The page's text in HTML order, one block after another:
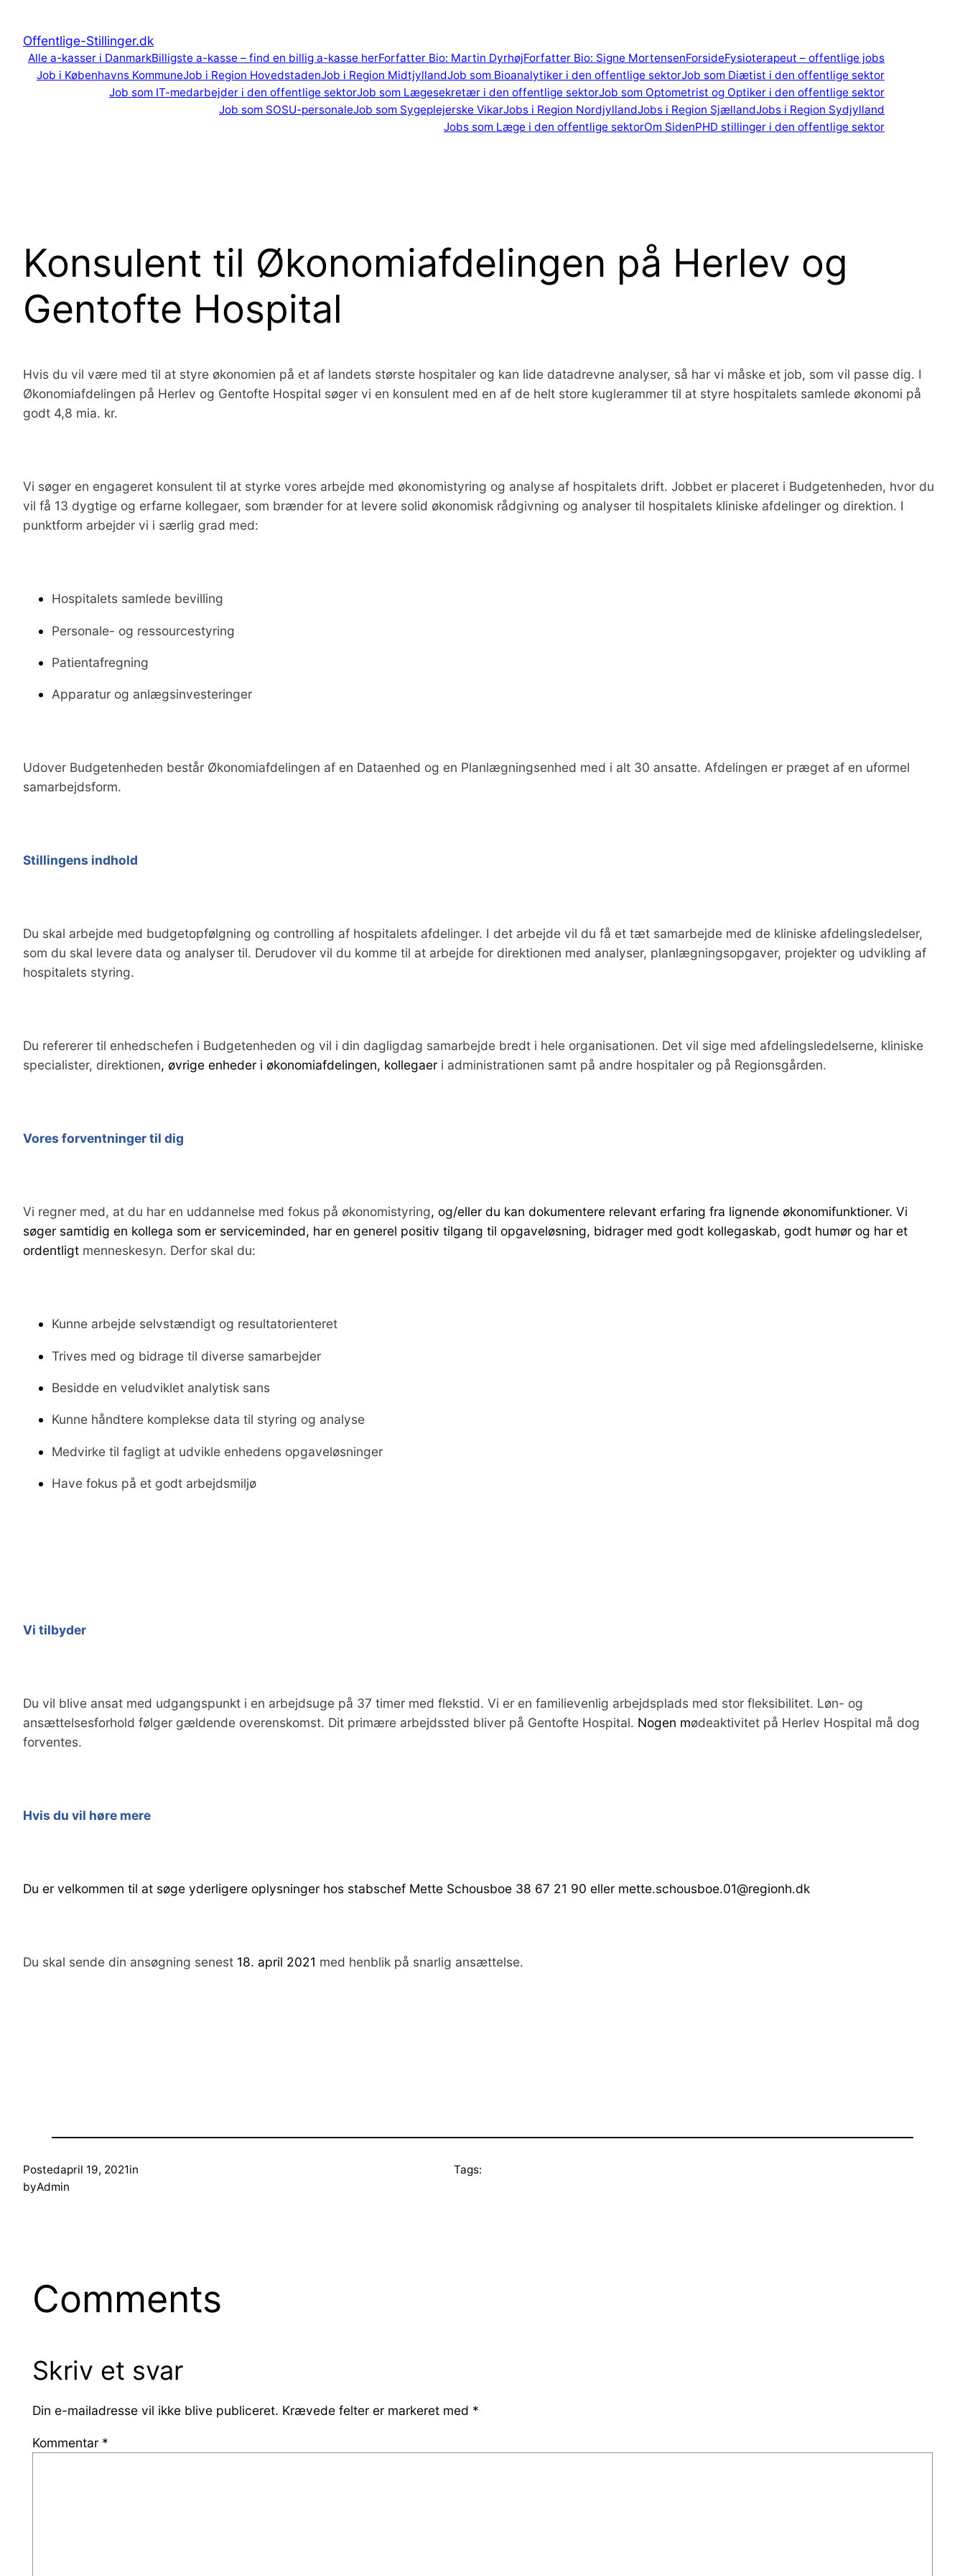
indholdOffentlige-Stillinger.dk
Alle a-kasser i DanmarkBilligste a-kasse – find en billig a-kasse herForfatter Bio: Martin DyrhøjForfatter Bio: Signe MortensenForsideFysioterapeut – offentlige jobs
Job i Københavns KommuneJob i Region HovedstadenJob i Region MidtjyllandJob som Bioanalytiker i den offentlige sektorJob som Diætist i den offentlige sektor
Job som IT-medarbejder i den offentlige sektorJob som Lægesekretær i den offentlige sektorJob som Optometrist og Optiker i den offentlige sektor
Job som SOSU-personaleJob som Sygeplejerske VikarJobs i Region NordjyllandJobs i Region SjællandJobs i Region Sydjylland
Jobs som Læge i den offentlige sektorOm SidenPHD stillinger i den offentlige sektor
Konsulent til Økonomiafdelingen på Herlev og
Gentofte Hospital
Hvis du vil være med til at styre økonomien på et af landets største hospitaler og kan lide datadrevne analyser, så har vi måske et job, som vil passe dig. I
Økonomiafdelingen på Herlev og Gentofte Hospital søger vi en konsulent med en af de helt store kuglerammer til at styre hospitalets samlede økonomi på
godt 4,8 mia. kr.
Vi søger en engageret konsulent til at styrke vores arbejde med økonomistyring og analyse af hospitalets drift. Jobbet er placeret i Budgetenheden, hvor du
vil få 13 dygtige og erfarne kollegaer, som brænder for at levere solid økonomisk rådgivning og analyser til hospitalets kliniske afdelinger og direktion. I
punktform arbejder vi i særlig grad med:
Hospitalets samlede bevilling
Personale- og ressourcestyring
Patientafregning
Apparatur og anlægsinvesteringer
Udover Budgetenheden består Økonomiafdelingen af en Dataenhed og en Planlægningsenhed med i alt 30 ansatte. Afdelingen er præget af en uformel
samarbejdsform.
Stillingens indhold
Du skal arbejde med budgetopfølgning og controlling af hospitalets afdelinger. I det arbejde vil du få et tæt samarbejde med de kliniske afdelingsledelser,
som du skal levere data og analyser til. Derudover vil du komme til at arbejde for direktionen med analyser, planlægningsopgaver, projekter og udvikling af
hospitalets styring.
Du refererer til enhedschefen i Budgetenheden og vil i din dagligdag samarbejde bredt i hele organisationen. Det vil sige med afdelingsledelserne, kliniske
specialister, direktionen, øvrige enheder i økonomiafdelingen, kollegaer i administrationen samt på andre hospitaler og på Regionsgården.
Vores forventninger til dig
Vi regner med, at du har en uddannelse med fokus på økonomistyring, og/eller du kan dokumentere relevant erfaring fra lignende økonomifunktioner. Vi
søger samtidig en kollega som er serviceminded, har en generel positiv tilgang til opgaveløsning, bidrager med godt kollegaskab, godt humør og har et
ordentligt menneskesyn. Derfor skal du:
Kunne arbejde selvstændigt og resultatorienteret
Trives med og bidrage til diverse samarbejder
Besidde en veludviklet analytisk sans
Kunne håndtere komplekse data til styring og analyse
Medvirke til fagligt at udvikle enhedens opgaveløsninger
Have fokus på et godt arbejdsmiljø
Vi tilbyder
Du vil blive ansat med udgangspunkt i en arbejdsuge på 37 timer med flekstid. Vi er en familievenlig arbejdsplads med stor fleksibilitet. Løn- og
ansættelsesforhold følger gældende overenskomst. Dit primære arbejdssted bliver på Gentofte Hospital. Nogen mødeaktivitet på Herlev Hospital må dog
forventes.
Hvis du vil høre mere
Du er velkommen til at søge yderligere oplysninger hos stabschef Mette Schousboe 38 67 21 90 eller mette.schousboe.01@regionh.dk
Du skal sende din ansøgning senest 18. april 2021 med henblik på snarlig ansættelse.
Postedapril 19, 2021in
byAdmin
Tags:
Comments
Skriv et svar
Din e-mailadresse vil ikke blive publiceret. Krævede felter er markeret med *
Kommentar *